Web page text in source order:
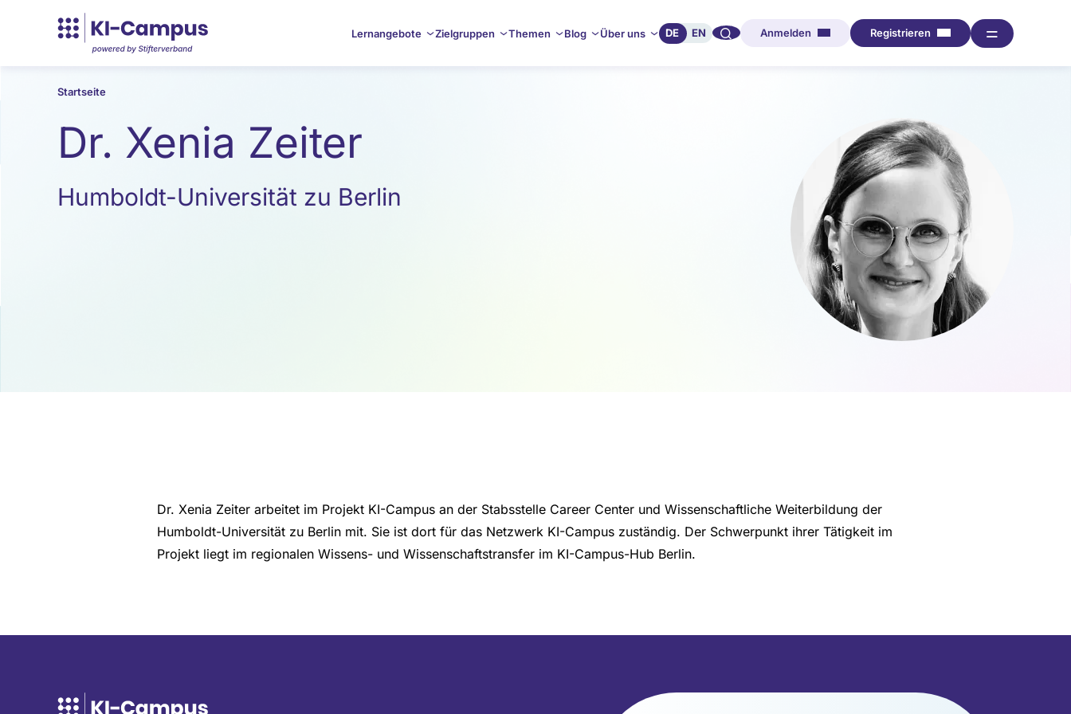
Lernangebote Zielgruppen Themen Blog Über uns DE EN 🔍︎︎ Anmelden Registrieren ═
Startseite
Dr. Xenia Zeiter
Humboldt-Universität zu Berlin
Dr. Xenia Zeiter arbeitet im Projekt KI-Campus an der Stabsstelle Career Center und Wissenschaftliche Weiterbildung der
Humboldt-Universität zu Berlin mit. Sie ist dort für das Netzwerk KI-Campus zuständig. Der Schwerpunkt ihrer Tätigkeit im
Projekt liegt im regionalen Wissens- und Wissenschaftstransfer im KI-Campus-Hub Berlin.